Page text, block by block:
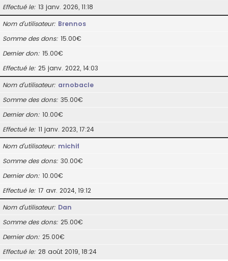
Effectué le 13 janv. 2026, 11:18
Nom d’utilisateur Brennos
Somme des dons 15.00€
Dernier don 15.00€
Effectué le 25 janv. 2022, 14:03
Nom d’utilisateur arnobacle
Somme des dons 35.00€
Dernier don 10.00€
Effectué le 11 janv. 2023, 17:24
Nom d’utilisateur michif
Somme des dons 30.00€
Dernier don 10.00€
Effectué le 17 avr. 2024, 19:12
Nom d’utilisateur Dan
Somme des dons 25.00€
Dernier don 25.00€
Effectué le 28 août 2019, 18:24